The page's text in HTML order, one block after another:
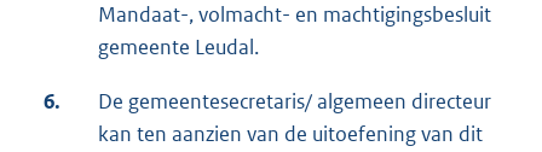
Mandaat-, volmacht- en machtigingsbesluit
gemeente Leudal.
6.
De gemeentesecretaris/ algemeen directeur
kan ten aanzien van de uitoefening van dit